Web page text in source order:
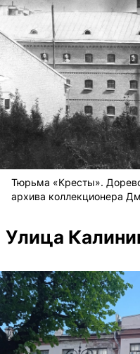
Тюрьма «Кресты».
архива коллекционера
Улица